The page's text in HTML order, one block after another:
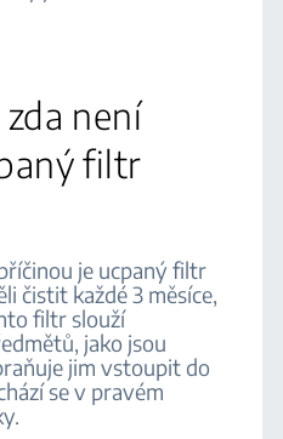
není
filtr
je ucpaný filtr
čistit každé 3 měsíce,
filtr slouží
jako jsou
jim vstoupit do
se v pravém